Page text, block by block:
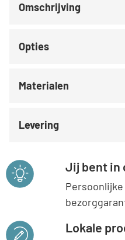
Omschrijving
Opties
Materialen
Levering
Jij bent in
Lokale